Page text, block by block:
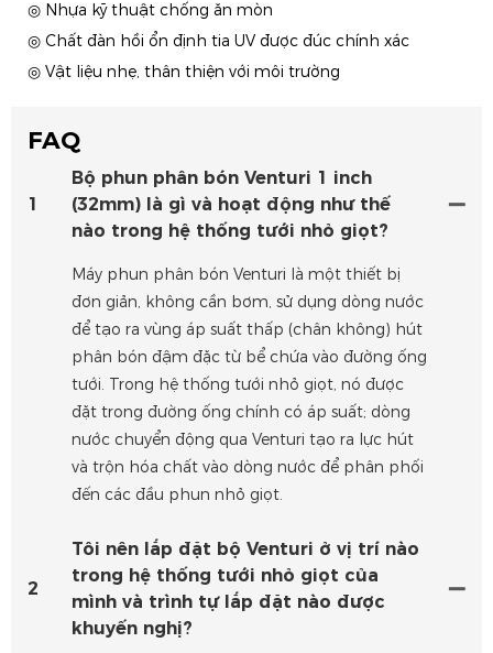
◎ Nhựa kỹ thuật chống ăn mòn
◎ Chất đàn hồi ổn định tia UV được đúc chính xác
◎ Vật liệu nhẹ, thân thiện với môi trường
FAQ
1
Bộ phun phân bón Venturi 1 inch
(32mm) là gì và hoạt động như thế
nào trong hệ thống tưới nhỏ giọt?
Máy phun phân bón Venturi là một thiết bị
đơn giản, không cần bơm, sử dụng dòng nước
để tạo ra vùng áp suất thấp (chân không) hút
phân bón đậm đặc từ bể chứa vào đường ống
tưới. Trong hệ thống tưới nhỏ giọt, nó được
đặt trong đường ống chính có áp suất; dòng
nước chuyển động qua Venturi tạo ra lực hút
và trộn hóa chất vào dòng nước để phân phối
đến các đầu phun nhỏ giọt.
2
Tôi nên lắp đặt bộ Venturi ở vị trí nào
trong hệ thống tưới nhỏ giọt của
mình và trình tự lắp đặt nào được
khuyến nghị?